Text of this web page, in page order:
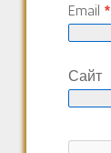
Email*
Сайт